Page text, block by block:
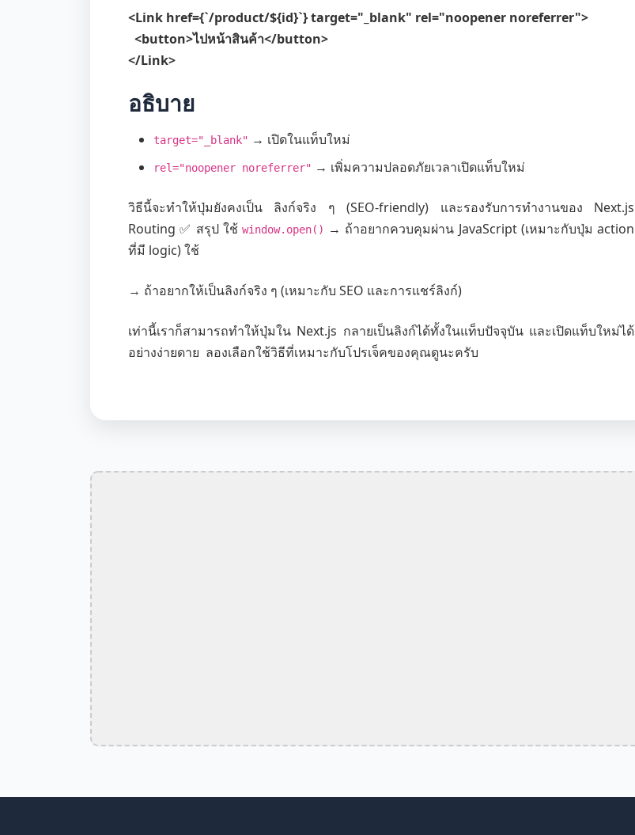
<Link href={`/product/${id}`} target="_blank" rel="noopener noreferrer">
<button>ไปหน้าสินค้า</button>
</Link>
อธิบาย
target="_blank" → เปิดในแท็บใหม่
rel="noopener noreferrer" → เพิ่มความปลอดภัยเวลาเปิดแท็บใหม่
วิธีนี้จะทำให้ปุ่มยังคงเป็น ลิงก์จริง ๆ (SEO-friendly) และรองรับการทำงานของ Next.js
Routing ✅ สรุป ใช้ window.open()
→ ถ้าอยากควบคุมผ่าน JavaScript (เหมาะกับปุ่ม action
ที่มี logic) ใช้
→ ถ้าอยากให้เป็นลิงก์จริง ๆ (เหมาะกับ SEO และการแชร์ลิงก์)
เท่านี้เราก็สามารถทำให้ปุ่มใน Next.js กลายเป็นลิงก์ได้ทั้งในแท็บปัจจุบัน และเปิดแท็บใหม่ได้
อย่างง่ายดาย ลองเลือกใช้วิธีที่เหมาะกับโปรเจ็คของคุณดูนะครับ